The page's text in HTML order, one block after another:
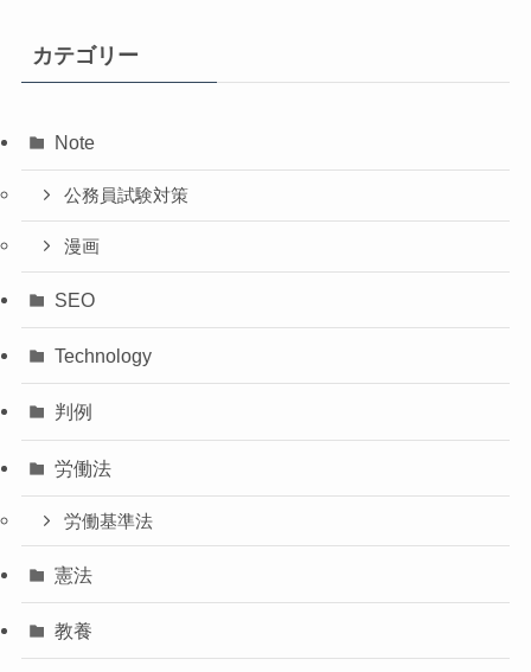
カテゴリー
Note
公務員試験対策
漫画
SEO
Technology
判例
労働法
労働基準法
憲法
教養